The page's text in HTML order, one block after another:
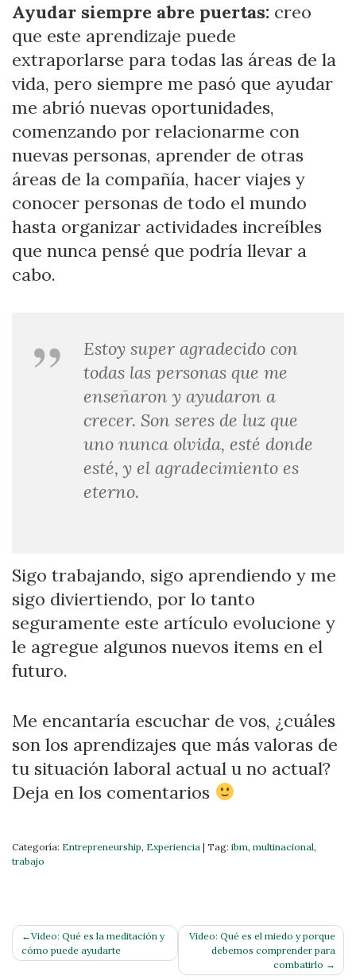
Ayudar siempre abre puertas: creo
que este aprendizaje puede
extraporlarse para todas las áreas de la
vida, pero siempre me pasó que ayudar
me abrió nuevas oportunidades,
comenzando por relacionarme con
nuevas personas, aprender de otras
áreas de la compañía, hacer viajes y
conocer personas de todo el mundo
hasta organizar actividades increíbles
que nunca pensé que podría llevar a
cabo.
Estoy super agradecido con
todas las personas que me
enseñaron y ayudaron a
crecer. Son seres de luz que
uno nunca olvida, esté donde
esté, y el agradecimiento es
eterno.
Sigo trabajando, sigo aprendiendo y me
sigo diviertiendo, por lo tanto
seguramente este artículo evolucione y
le agregue algunos nuevos items en el
futuro.
Me encantaría escuchar de vos, ¿cuáles
son los aprendizajes que más valoras de
tu situación laboral actual u no actual?
Deja en los comentarios
Categoría: Entrepreneurship, Experiencia | Tag: ibm, multinacional,
trabajo
Navegación
de
Video: Qué es la meditación y
cómo puede ayudarte
Video: Qué es el miedo y porque
debemos comprender para
combatirlo